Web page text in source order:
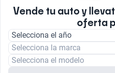
Vende tu auto y
oferta
Selecciona el año
Selecciona la marca
Selecciona el modelo